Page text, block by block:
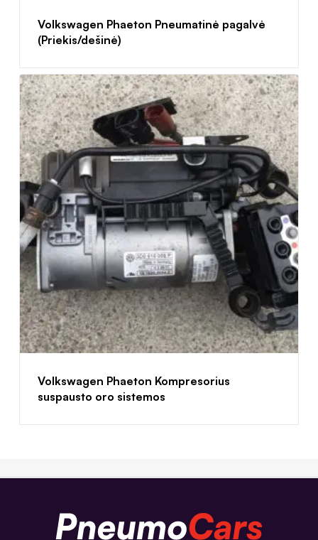
Volkswagen Phaeton Pneumatinė pagalvė
(Priekis/dešinė)
Volkswagen Phaeton Kompresorius
suspausto oro sistemos